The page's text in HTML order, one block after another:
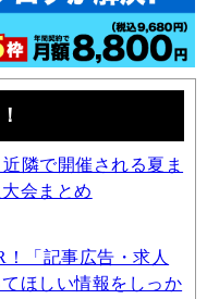
近隣で開催される夏ま
会まとめ
「記事広告・求人
ほしい情報をしっか